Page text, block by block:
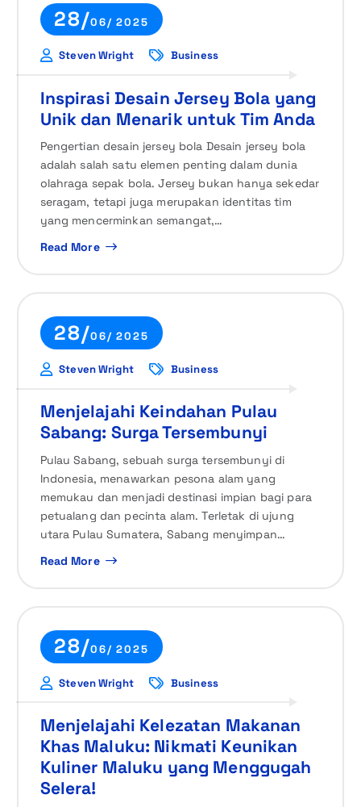
28/06/ 2025
Steven Wright Business
Inspirasi Desain Jersey Bola yang
Unik dan Menarik untuk Tim Anda
Pengertian desain jersey bola Desain jersey bola
adalah salah satu elemen penting dalam dunia
olahraga sepak bola. Jersey bukan hanya sekedar
seragam, tetapi juga merupakan identitas tim
yang mencerminkan semangat,…
Read More
28/06/ 2025
Steven Wright Business
Menjelajahi Keindahan Pulau
Sabang: Surga Tersembunyi
Pulau Sabang, sebuah surga tersembunyi di
Indonesia, menawarkan pesona alam yang
memukau dan menjadi destinasi impian bagi para
petualang dan pecinta alam. Terletak di ujung
utara Pulau Sumatera, Sabang menyimpan…
Read More
28/06/ 2025
Steven Wright Business
Menjelajahi Kelezatan Makanan
Khas Maluku: Nikmati Keunikan
Kuliner Maluku yang Menggugah
Selera!